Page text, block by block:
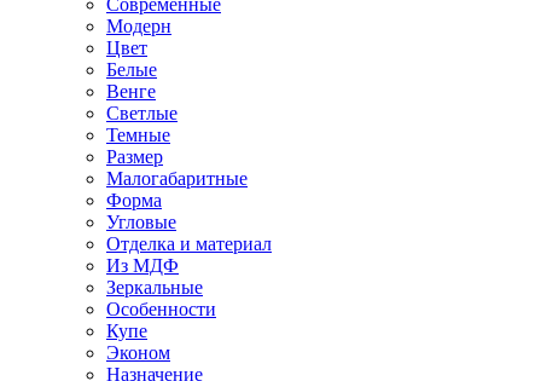
Современные
Модерн
Цвет
Белые
Венге
Светлые
Темные
Размер
Малогабаритные
Форма
Угловые
Отделка и материал
Из МДФ
Зеркальные
Особенности
Купе
Эконом
Назначение